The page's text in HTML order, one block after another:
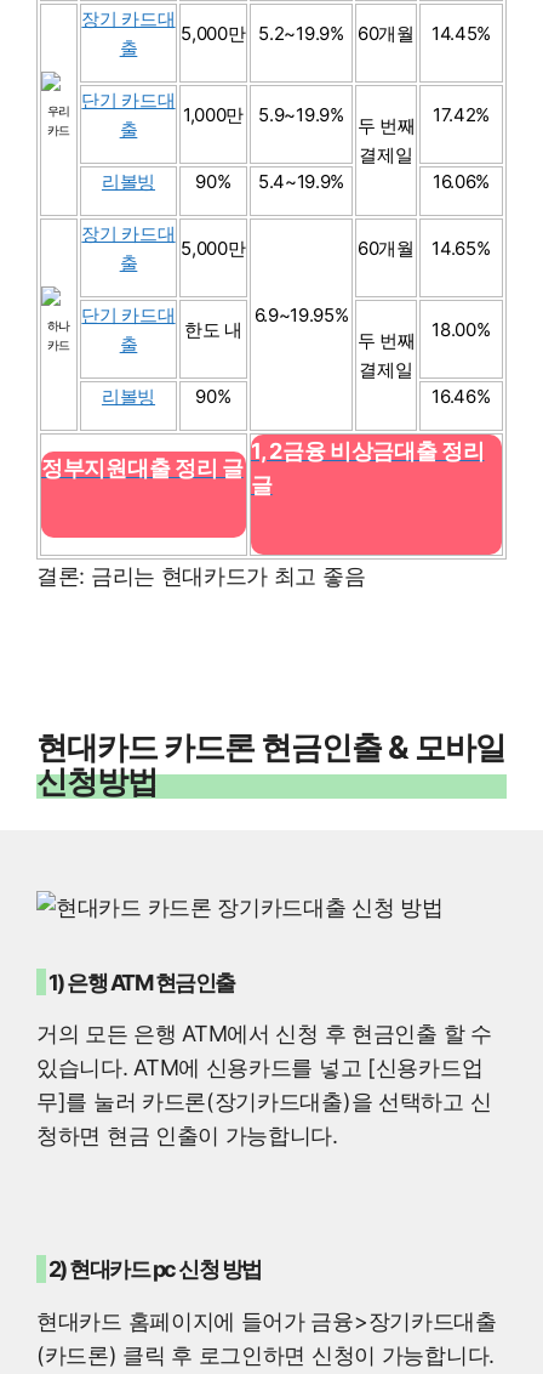
우리
카드
장기 카드대
출
5,000만 5.2~19.9% 60개월 14.45%
단기 카드대
출
1,000만 5.9~19.9%
두 번째
결제일
17.42%
리볼빙 90% 5.4~19.9% 16.06%
하나
카드
장기 카드대
출
5,000만
6.9~19.95%
60개월 14.65%
단기 카드대
출
한도 내
두 번째
결제일
18.00%
리볼빙 90% 16.46%
정부지원대출 정리 글
1, 2금융 비상금대출 정리
글
결론: 금리는 현대카드가 최고 좋음
현대카드 카드론 현금인출 & 모바일
신청방법
1) 은행 ATM 현금인출
거의 모든 은행 ATM에서 신청 후 현금인출 할 수
있습니다. ATM에 신용카드를 넣고 [신용카드업
무]를 눌러 카드론(장기카드대출)을 선택하고 신
청하면 현금 인출이 가능합니다.
2) 현대카드 pc 신청 방법
현대카드 홈페이지에 들어가 금융>장기카드대출
(카드론) 클릭 후 로그인하면 신청이 가능합니다.